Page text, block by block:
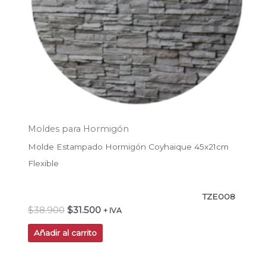
Moldes para Hormigón
Molde Estampado Hormigón Coyhaique 45x21cm
Flexible
TZE008
$38.900 $31.500 + IVA
Añadir al carrito